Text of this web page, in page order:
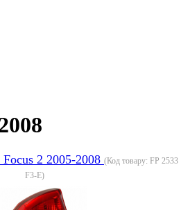
2 2005-2008 (Код товару: FP 2533
F3-E)